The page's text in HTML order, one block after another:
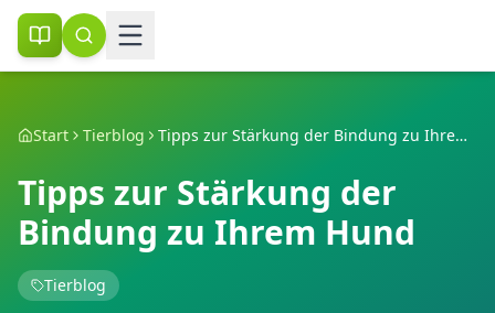
Start Tierblog Tipps zur Stärkung der Bindung zu Ihrem Hund
Tipps zur Stärkung der
Bindung zu Ihrem Hund
Tierblog